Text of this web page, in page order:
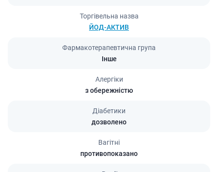
Торгівельна назва
ЙОД-АКТИВ
Фармакотерапевтична група
Інше
Алергіки
з обережністю
Діабетики
дозволено
Вагітні
противопоказано